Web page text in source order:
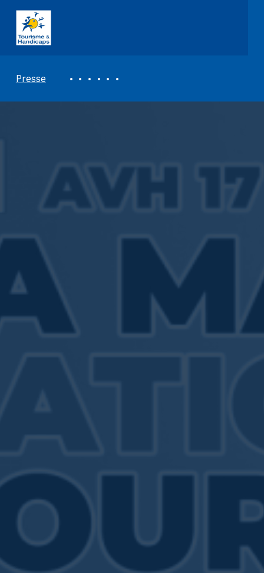
ASSOCIATION TOURISME ET HANDICAPS
Presse